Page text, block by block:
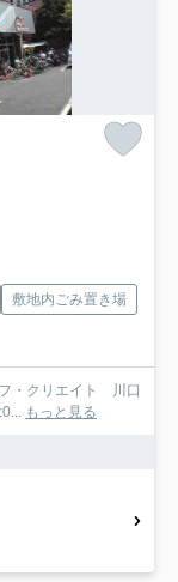
敷地内ごみ置き場
・クリエイト 川口
もっと見る